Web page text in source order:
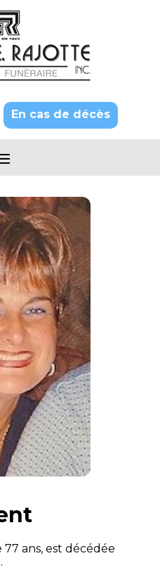
En cas de décès
77 ans, est décédée